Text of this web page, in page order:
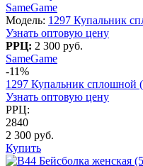
SameGame
Модель: 1297 Купальник
Узнать оптовую цену
РРЦ: 2 300 руб.
SameGame
-11%
1297 Купальник сплошной
Узнать оптовую цену
РРЦ:
2840
2 300 руб.
Купить